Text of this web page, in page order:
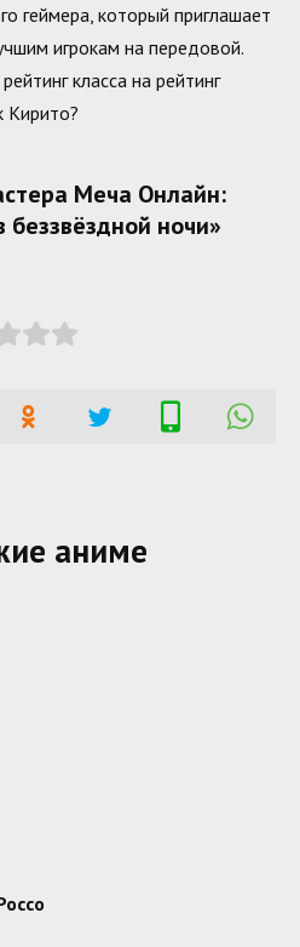
геймера, который приглашает
игрокам на передовой.
класса на рейтинг
Кирито?
Меча Онлайн:
беззвёздной ночи»
аниме